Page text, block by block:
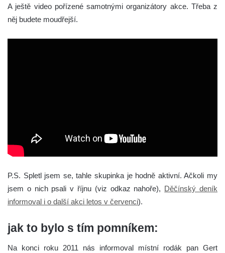
A ještě video pořízené samotnými organizátory akce. Třeba z
něj budete moudřejší.
P.S. Spletl jsem se, tahle skupinka je hodně aktivní. Ačkoli my
jsem o nich psali v říjnu (viz odkaz nahoře), Děčínský deník
informoval i o další akci letos v červenci).
jak to bylo s tím pomníkem:
Na konci roku 2011 nás informoval místní rodák pan Gert